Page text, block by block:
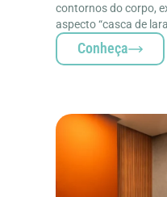
contornos do corpo,
aspecto “casca de
Conheça